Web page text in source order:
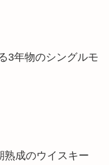
3年物のシングルモ
熟成のウイスキー